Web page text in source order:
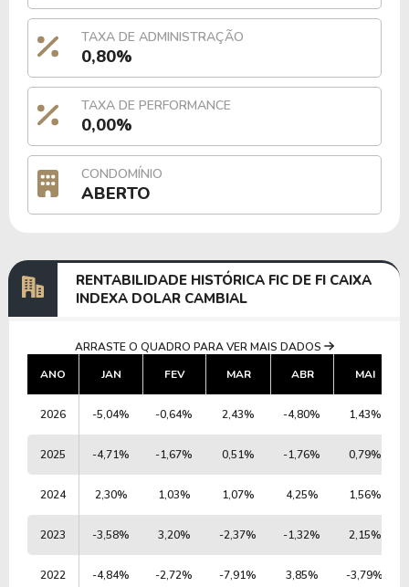
TAXA DE ADMINISTRAÇÃO
0,80%
TAXA DE PERFORMANCE
0,00%
CONDOMÍNIO
ABERTO
RENTABILIDADE HISTÓRICA FIC DE FI CAIXA
INDEXA DOLAR CAMBIAL
ARRASTE O QUADRO PARA VER MAIS DADOS
ANO
JAN FEV MAR ABR MAI
2026 -5,04% -0,64% 2,43% -4,80% 1,43%
2025 -4,71% -1,67% 0,51% -1,76% 0,79%
2024 2,30% 1,03% 1,07% 4,25% 1,56%
2023 -3,58% 3,20% -2,37% -1,32% 2,15%
2022 -4,84% -2,72% -7,91% 3,85% -3,79%